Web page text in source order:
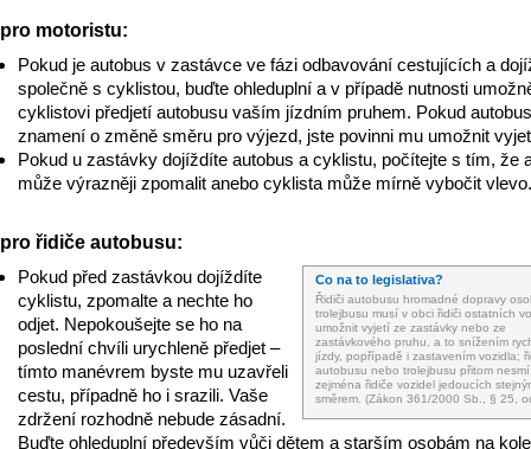
pro motoristu:
Pokud je autobus v zastávce ve fázi odbavování cestujících a
společně s cyklistou, buďte ohleduplní a v případě nutnosti
cyklistovi předjetí autobusu vaším jízdním pruhem. Pokud
znamení o změně směru pro výjezd, jste povinni mu umožnit
Pokud u zastávky dojíždíte autobus a cyklistu, počítejte s tím, že
může výrazněji zpomalit anebo cyklista může mírně vybočit vlevo.
pro řidiče autobusu:
Co na to legislativa?
Řidiči autobusu hromadné dopravy
trolejbusu musí v obci řidiči ostatních
umožnit vyjetí ze zastávky nebo ze
zastávkového pruhu, a to snížením
jízdy, popřípadě i zastavením vozidla;
autobusu nebo trolejbusu přitom
zejména řidiče vozidel jedoucích
směrem. (Zákon 361/2000 Sb., § 25,
Pokud před zastávkou dojíždíte
cyklistu, zpomalte a nechte ho
odjet. Nepokoušejte se ho na
poslední chvíli urychleně předjet –
tímto manévrem byste mu uzavřeli
cestu, případně ho i srazili. Vaše
zdržení rozhodně nebude zásadní.
Buďte ohleduplní především vůči dětem a starším osobám na